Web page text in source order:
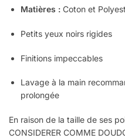
Matières : Coton et
Petits yeux noirs rigides
Finitions impeccables
Lavage à la main
prolongée
En raison de la taille de ses
CONSIDERER COMME